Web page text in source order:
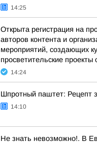
14:25
Открыта регистрация на
авторов контента и
мероприятий, создающих
просветительские проекты
14:24
Шпротный паштет: Рецепт
14:10
Не знать невозможно!. В